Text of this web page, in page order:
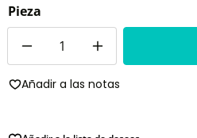
Pieza
Añadir a las notas